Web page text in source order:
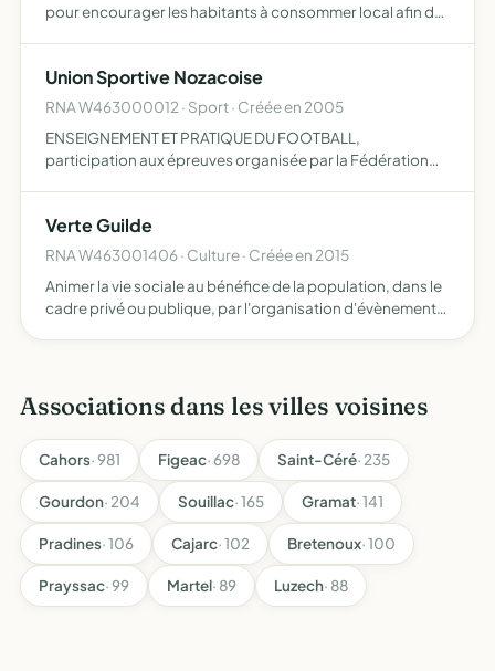
pour encourager les habitants à consommer local afin de
Union Sportive Nozacoise
RNA W463000012 · Sport · Créée en 2005
ENSEIGNEMENT ET PRATIQUE DU FOOTBALL,
participation aux épreuves organisée par la Fédération
fonctionnement
Verte Guilde
RNA W463001406 · Culture · Créée en 2015
Animer la vie sociale au bénéfice de la population, dans le
cadre privé ou publique, par l'organisation d'évènements
Associations dans les villes voisines
Cahors· 981 Figeac· 698 Saint-Céré· 235
Gourdon· 204 Souillac· 165 Gramat· 141
Pradines· 106 Cajarc· 102 Bretenoux· 100
Prayssac· 99 Martel· 89 Luzech· 88